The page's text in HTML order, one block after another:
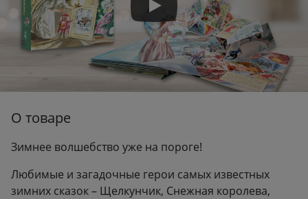
О товаре
Зимнее волшебство уже на пороге!
Любимые и загадочные герои самых известных
зимних сказок – Щелкунчик, Снежная королева,